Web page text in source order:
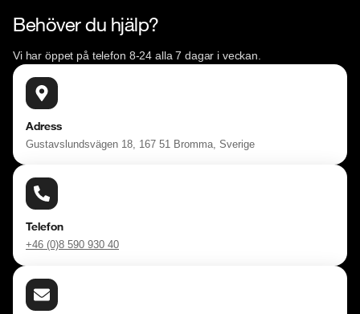
Behöver du hjälp?
Vi har öppet på telefon 8-24 alla 7 dagar i veckan.
Adress
Gustavslundsvägen 18, 167 51 Bromma, Sverige
Telefon
+46 (0)8 590 930 40